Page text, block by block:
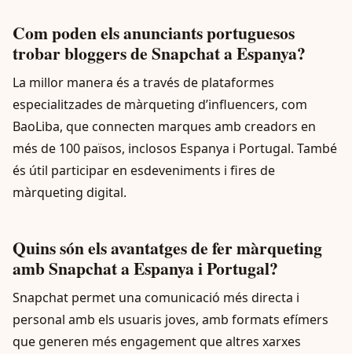
Com poden els anunciants portuguesos
trobar bloggers de Snapchat a Espanya?
La millor manera és a través de plataformes
especialitzades de màrqueting d’influencers, com
BaoLiba, que connecten marques amb creadors en
més de 100 països, inclosos Espanya i Portugal. També
és útil participar en esdeveniments i fires de
màrqueting digital.
Quins són els avantatges de fer màrqueting
amb Snapchat a Espanya i Portugal?
Snapchat permet una comunicació més directa i
personal amb els usuaris joves, amb formats efímers
que generen més engagement que altres xarxes